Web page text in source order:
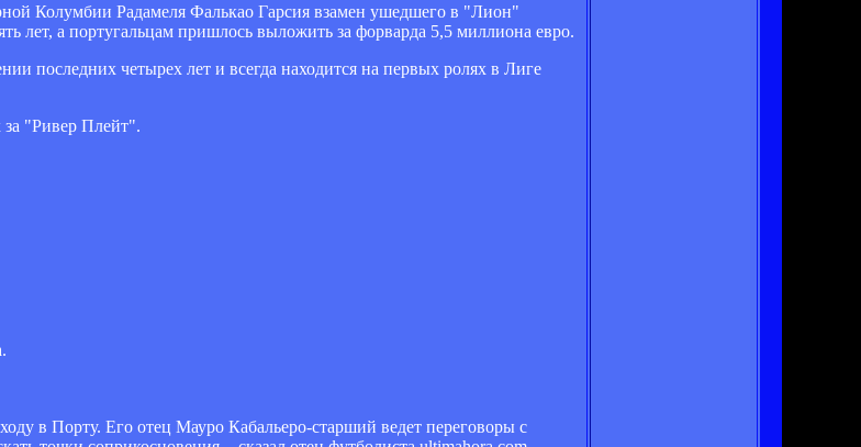
Колумбии Радамеля Фалькао Гарсия взамен ушедшего в "Лион"
лет, а португальцам пришлось выложить за форварда 5,5 миллиона евро.
последних четырех лет и всегда находится на первых ролях в Лиге
за "Ривер Плейт".
в Порту. Его отец Мауро Кабальеро-старший ведет переговоры с